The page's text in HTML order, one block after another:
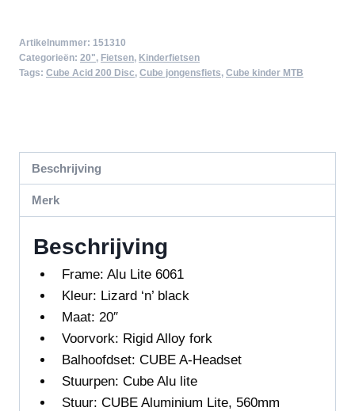
Artikelnummer: 151310
Categorieën: 20", Fietsen, Kinderfietsen
Tags: Cube Acid 200 Disc, Cube jongensfiets, Cube kinder MTB
Beschrijving
Merk
Beschrijving
Frame: Alu Lite 6061
Kleur: Lizard ‘n’ black
Maat: 20″
Voorvork: Rigid Alloy fork
Balhoofdset: CUBE A-Headset
Stuurpen: Cube Alu lite
Stuur: CUBE Aluminium Lite, 560mm